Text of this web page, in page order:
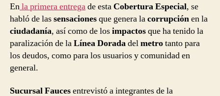
Enla primera entregade esta Cobertura Especial, se
habló de lassensacionesque genera lacorrupciónen la
ciudadanía, así como de losimpactosque ha tenido la
paralización de laLínea Doradadelmetrotanto para
los deudos, como para los usuarios y comunidad en
general.
Sucursal Faucesentrevistó a integrantes de la